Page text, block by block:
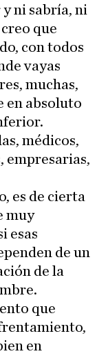
ni sabría, ni
que
con todos
vayas
muchas,
en absoluto
médicos,
empresarias,
es de cierta
muy
esas
de un
de la
que
en